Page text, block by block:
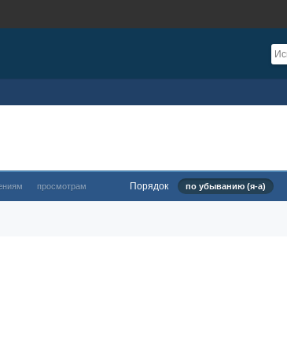
просмотрам Порядок по убыванию (я-а)